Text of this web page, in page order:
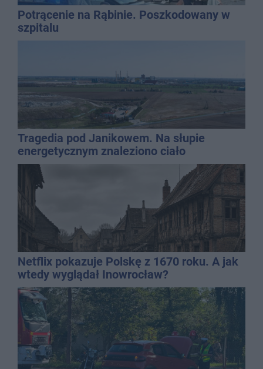
Potrącenie na Rąbinie. Poszkodowany w
szpitalu
Tragedia pod Janikowem. Na słupie
energetycznym znaleziono ciało
mężczyzny
Netflix pokazuje Polskę z 1670 roku. A jak
wtedy wyglądał Inowrocław?